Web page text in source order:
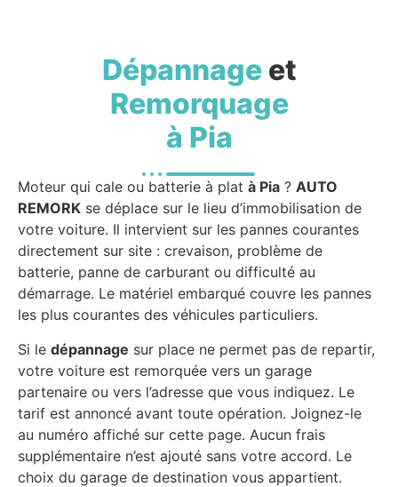
Dépannageet
Remorquage
à Pia
Moteur qui cale ou batterie à plat à Pia ? AUTO
REMORK se déplace sur le lieu d’immobilisation de
votre voiture. Il intervient sur les pannes courantes
directement sur site : crevaison, problème de
batterie, panne de carburant ou difficulté au
démarrage. Le matériel embarqué couvre les pannes
les plus courantes des véhicules particuliers.
Si le dépannage sur place ne permet pas de repartir,
votre voiture est remorquée vers un garage
partenaire ou vers l’adresse que vous indiquez. Le
tarif est annoncé avant toute opération. Joignez-le
au numéro affiché sur cette page. Aucun frais
supplémentaire n’est ajouté sans votre accord. Le
choix du garage de destination vous appartient.